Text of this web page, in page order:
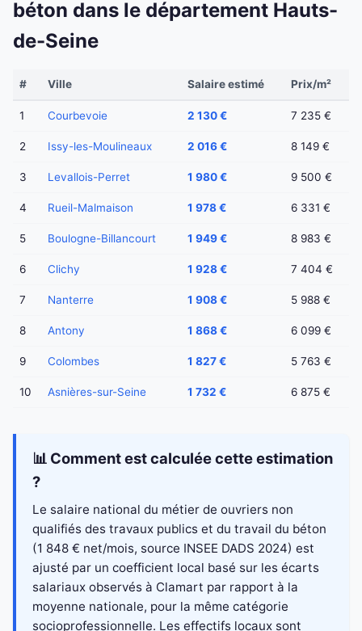
béton dans le département Hauts-
de-Seine
# Ville Salaire estimé Prix/m²
1 Courbevoie 2 130 € 7 235 €
2 Issy-les-Moulineaux 2 016 € 8 149 €
3 Levallois-Perret 1 980 € 9 500 €
4 Rueil-Malmaison 1 978 € 6 331 €
5 Boulogne-Billancourt 1 949 € 8 983 €
6 Clichy 1 928 € 7 404 €
7 Nanterre 1 908 € 5 988 €
8 Antony 1 868 € 6 099 €
9 Colombes 1 827 € 5 763 €
10 Asnières-sur-Seine 1 732 € 6 875 €
📊 Comment est calculée cette estimation
?
Le salaire national du métier de ouvriers non
qualifiés des travaux publics et du travail du béton
(1 848 € net/mois, source INSEE DADS 2024) est
ajusté par un coefficient local basé sur les écarts
salariaux observés à Clamart par rapport à la
moyenne nationale, pour la même catégorie
socioprofessionnelle. Les effectifs locaux sont